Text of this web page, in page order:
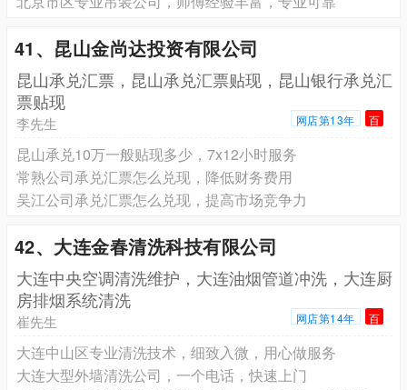
41、昆山金尚达投资有限公司
昆山承兑汇票，昆山承兑汇票贴现，昆山银行承兑汇
票贴现
李先生 网店第13年 百
昆山承兑10万一般贴现多少，7x12小时服务
常熟公司承兑汇票怎么兑现，降低财务费用
吴江公司承兑汇票怎么兑现，提高市场竞争力
42、大连金春清洗科技有限公司
大连中央空调清洗维护，大连油烟管道冲洗，大连厨
房排烟系统清洗
崔先生 网店第14年 百
大连中山区专业清洗技术，细致入微，用心做服务
大连大型外墙清洗公司，一个电话，快速上门